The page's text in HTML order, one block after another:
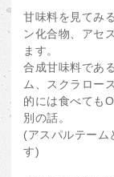
甘味料を見てみ
ン化合物、アセ
ます。
合成甘味料であ
ム、スクラロー
的には食べても
別の話。
(アスパルテーム
す)